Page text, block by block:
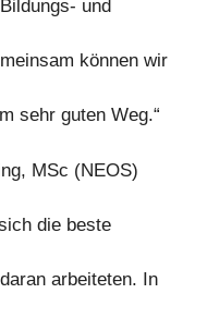
und
können wir
sehr guten Weg.“
MSc (NEOS)
die beste
arbeiteten. In